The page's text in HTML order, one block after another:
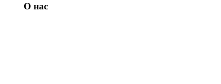
О нас